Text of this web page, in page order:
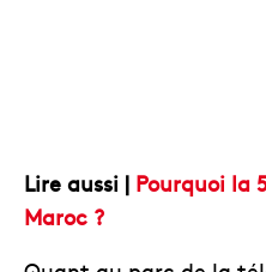
Lire aussi | Pourquoi la
Maroc ?